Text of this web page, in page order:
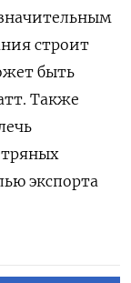
строит
быть
Также
экспорта